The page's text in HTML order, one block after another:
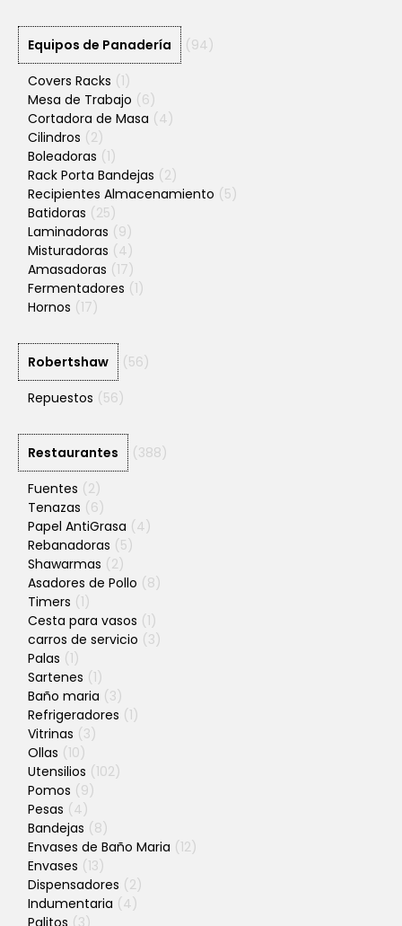
Equipos de Panadería
(94)
Covers Racks (1)
Mesa de Trabajo (6)
Cortadora de Masa (4)
Cilindros (2)
Boleadoras (1)
Rack Porta Bandejas (2)
Recipientes Almacenamiento (5)
Batidoras (25)
Laminadoras (9)
Misturadoras (4)
Amasadoras (17)
Fermentadores (1)
Hornos (17)
Robertshaw
(56)
Repuestos (56)
Restaurantes
(388)
Fuentes (2)
Tenazas (6)
Papel AntiGrasa (4)
Rebanadoras (5)
Shawarmas (2)
Asadores de Pollo (8)
Timers (1)
Cesta para vasos (1)
carros de servicio (3)
Palas (1)
Sartenes (1)
Baño maria (3)
Refrigeradores (1)
Vitrinas (3)
Ollas (10)
Utensilios (102)
Pomos (9)
Pesas (4)
Bandejas (8)
Envases de Baño Maria (12)
Envases (13)
Dispensadores (2)
Indumentaria (4)
Palitos (3)